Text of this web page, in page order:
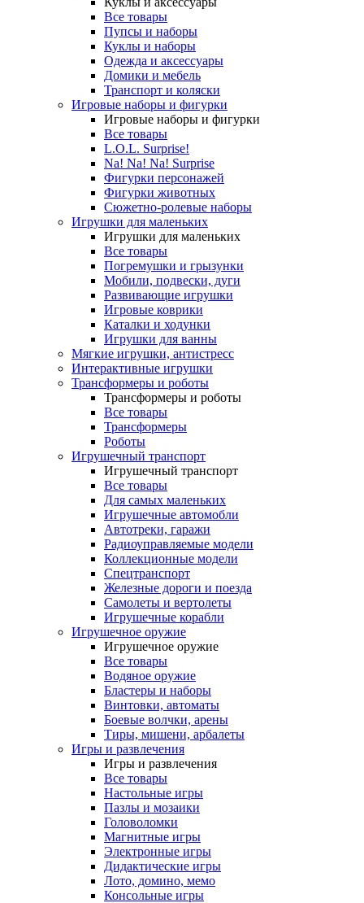
Все товары
Пупсы и наборы
Куклы и наборы
Одежда и аксессуары
Домики и мебель
Транспорт и коляски
Игровые наборы и фигурки
Игровые наборы и фигурки
Все товары
L.O.L. Surprise!
Na! Na! Na! Surprise
Фигурки персонажей
Фигурки животных
Сюжетно-ролевые наборы
Игрушки для маленьких
Игрушки для маленьких
Все товары
Погремушки и грызунки
Мобили, подвески, дуги
Развивающие игрушки
Игровые коврики
Каталки и ходунки
Игрушки для ванны
Мягкие игрушки, антистресс
Интерактивные игрушки
Трансформеры и роботы
Трансформеры и роботы
Все товары
Трансформеры
Роботы
Игрушечный транспорт
Игрушечный транспорт
Все товары
Для самых маленьких
Игрушечные автомобли
Автотреки, гаражи
Радиоуправляемые модели
Коллекционные модели
Спецтранспорт
Железные дороги и поезда
Самолеты и вертолеты
Игрушечные корабли
Игрушечное оружие
Игрушечное оружие
Все товары
Водяное оружие
Бластеры и наборы
Винтовки, автоматы
Боевые волчки, арены
Тиры, мишени, арбалеты
Игры и развлечения
Игры и развлечения
Все товары
Настольные игры
Пазлы и мозаики
Головоломки
Магнитные игры
Электронные игры
Дидактические игры
Лото, домино, мемо
Консольные игры